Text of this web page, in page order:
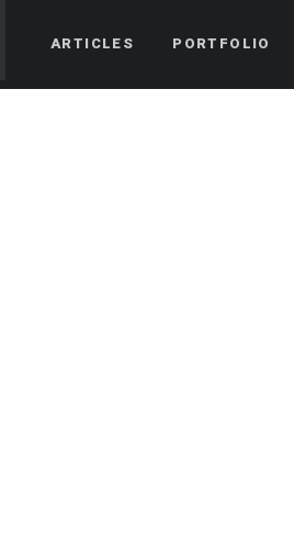
ARTICLES PORTFOLIO